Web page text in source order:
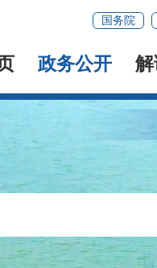
国务院
政务公开